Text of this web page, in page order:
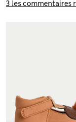
3 les commentaires
(jusqu’au 2 ans)